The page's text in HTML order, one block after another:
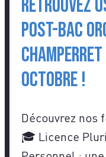
Retrouvez
post-bac
octobre !
Découvrez nos
🎓 Licence